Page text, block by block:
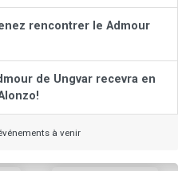
rencontrer le Admour
de Ungvar recevra en
à venir